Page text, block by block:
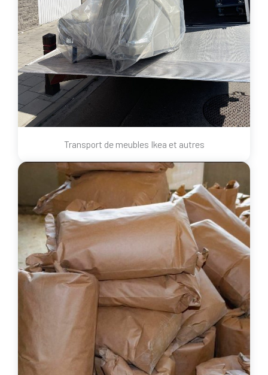
Transport de meubles Ikea et autres